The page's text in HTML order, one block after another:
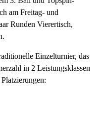
am Freitag- und
Runden Vierertisch,
Einzelturnier, das
in 2 Leistungsklassen